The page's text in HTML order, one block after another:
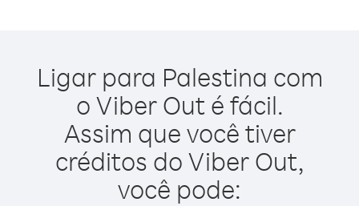
Ligar para Palestina com
o Viber Out é fácil.
Assim que você tiver
créditos do Viber Out,
você pode: